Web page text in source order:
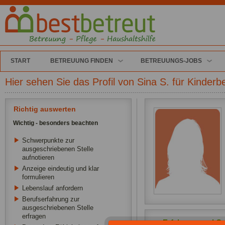
START BETREUUNG FINDEN BETREUUNGS-JOBS
Hier sehen Sie das Profil von Sina S. für
Richtig auswerten
Wichtig - besonders beachten
Schwerpunkte zur
ausgeschriebenen Stelle
aufnotieren
Anzeige eindeutig und klar
formulieren
Lebenslauf anfordern
Berufserfahrung zur
ausgeschriebenen Stelle
erfragen
Erfahrung und